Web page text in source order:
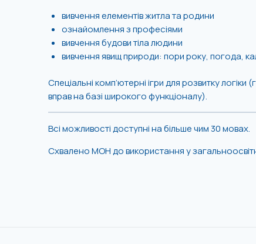
вивчення елементів житла та родини
ознайомлення з професіями
вивчення будови тіла людини
вивчення явищ природи: пори року, погода,
Спеціальні комп’ютерні ігри для розвитку логіки
вправ на базі широкого функціоналу).
Всі можливості доступні на більше чим 30 мовах.
Схвалено МОН до використання у